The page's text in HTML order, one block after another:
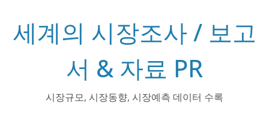
세계의 시장조사 / 보고
서 & 자료 PR
시장규모, 시장동향, 시장예측 데이터 수록